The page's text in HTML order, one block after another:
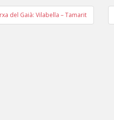
del Gaià: Vilabella – Tamarit